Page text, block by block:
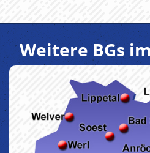
Weitere BGs